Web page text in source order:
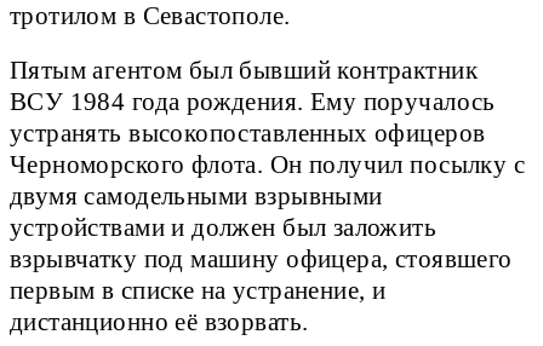
тротилом в Севастополе.
Пятым агентом был бывший контрактник
ВСУ 1984 года рождения. Ему поручалось
устранять высокопоставленных офицеров
Черноморского флота. Он получил посылку с
двумя самодельными взрывными
устройствами и должен был заложить
взрывчатку под машину офицера, стоявшего
первым в списке на устранение, и
дистанционно её взорвать.